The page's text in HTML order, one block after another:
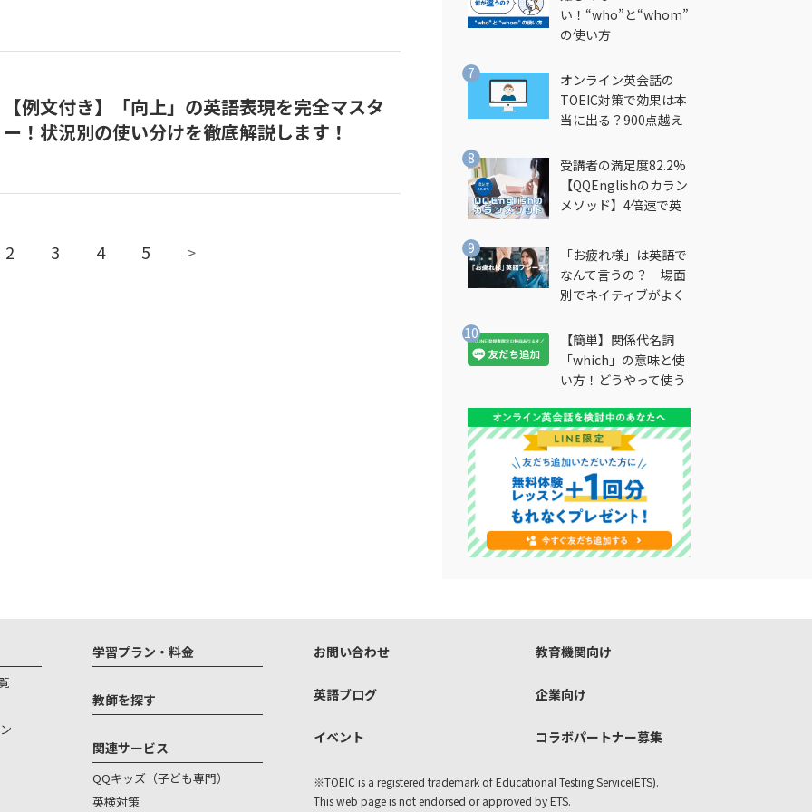
【例文付き】「向上」の英語表現を完全マスタ
ー！状況別の使い分けを徹底解説します！
2 3 4 5 >
い！“who”と“whom”
の使い方
オンライン英会話の
TOEIC対策で効果は本
当に出る？900点越え
受講者の満足度82.2%
【QQEnglishのカラン
メソッド】4倍速で英
法とは？
「お疲れ様」は英語で
なんて言うの？ 場面
別でネイティブがよく
説
【簡単】関係代名詞
「which」の意味と使
い方！どうやって使う
学習プラン・料金
教師を探す
関連サービス
QQキッズ（子ども専門）
英検対策
お問い合わせ
英語ブログ
イベント
教育機関向け
企業向け
コラボパートナー募集
※TOEIC is a registered trademark of Educational Testing Service(ETS).
This web page is not endorsed or approved by ETS.